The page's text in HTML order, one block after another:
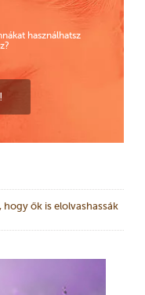
használhatsz
ők is elolvashassák